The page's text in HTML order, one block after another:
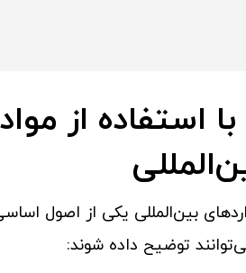
از مواد
بین‌المللی یکی از اصول
توضیح داده شوند: